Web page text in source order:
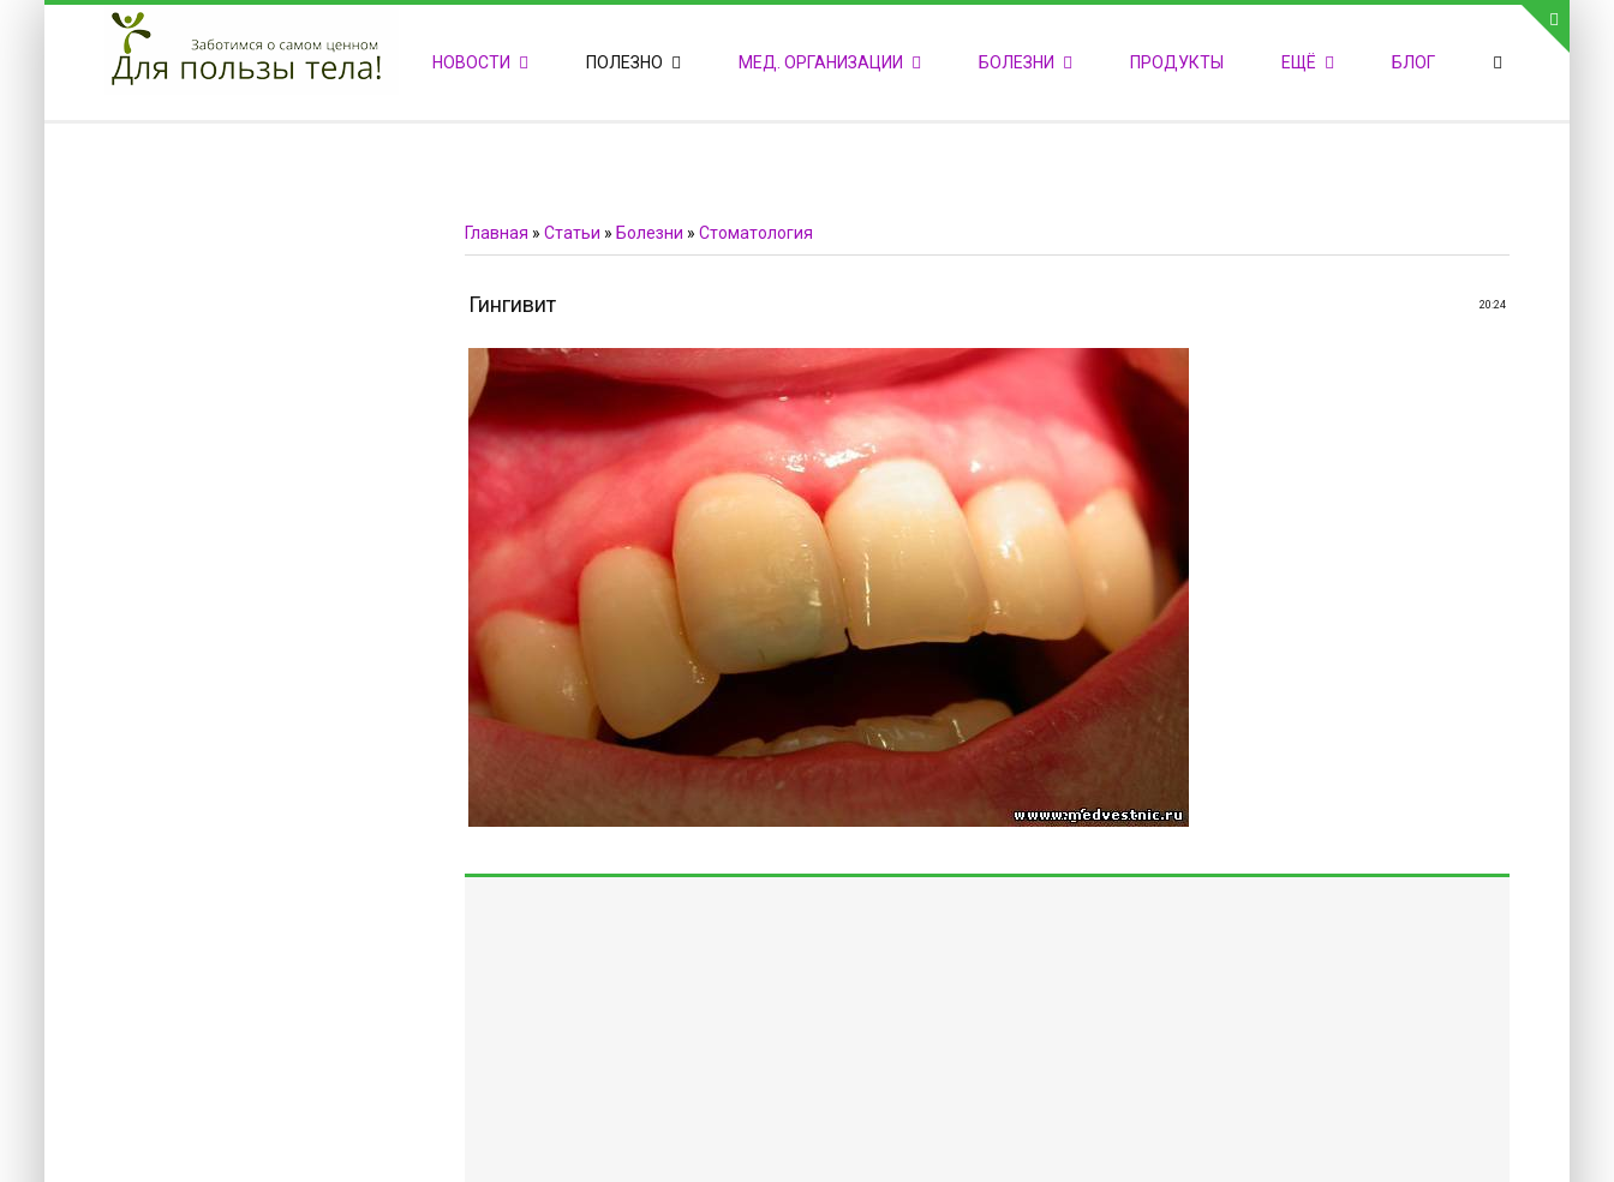
ПРИВЕТСТВУЕМ НА НАШЕМ САЙТЕ
Блок скоро обновится
ПОПУЛЯРНЫЕ НОВОСТИ СВЯЗЬ С АДМИНИСТРАЦИЕЙ САЙТА
Телефон:
НОВОСТИ ПОЛЕЗНО МЕД. ОРГАНИЗАЦИИ БОЛЕЗНИ ПРОДУКТЫ ЕЩЁ БЛОГ
Главная » Статьи » Болезни » Стоматология
20:24
Гингивит